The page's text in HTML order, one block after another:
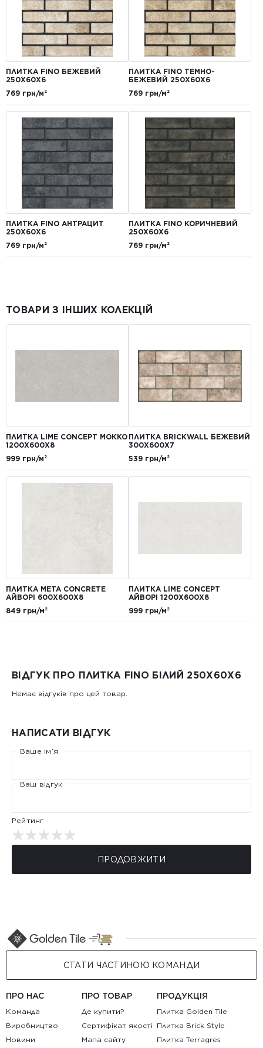
ПЛИТКА FINO БЕЖЕВИЙ
250Х60Х6
769 грн/м²
ПЛИТКА FINO ТЕМНО-
БЕЖЕВИЙ 250Х60Х6
769 грн/м²
ПЛИТКА FINO АНТРАЦИТ
250Х60Х6
769 грн/м²
ПЛИТКА FINO КОРИЧНЕВИЙ
250Х60Х6
769 грн/м²
ТОВАРИ З ІНШИХ КОЛЕКЦІЙ
ПЛИТКА LIME CONCEPT МОККО
1200Х600Х8
999 грн/м²
ПЛИТКА BRICKWALL БЕЖЕВИЙ
300Х600Х7
539 грн/м²
ПЛИТКА META CONCRETE
АЙВОРІ 600Х600Х8
849 грн/м²
ПЛИТКА LIME CONCEPT
АЙВОРІ 1200Х600Х8
999 грн/м²
ВІДГУК ПРО ПЛИТКА FINO БІЛИЙ 250Х60Х6
Немає відгуків про цей товар.
НАПИСАТИ ВІДГУК
Ваше ім’я:
Ваш відгук
Рейтинг
ПРОДОВЖИТИ
СТАТИ ЧАСТИНОЮ КОМАНДИ
ПРО НАС
Команда
Виробництво
Новини
ПРО ТОВАР
Де купити?
Сертифікат якості
Мапа сайту
ПРОДУКЦІЯ
Плитка Golden Tile
Плитка Brick Style
Плитка Terragres